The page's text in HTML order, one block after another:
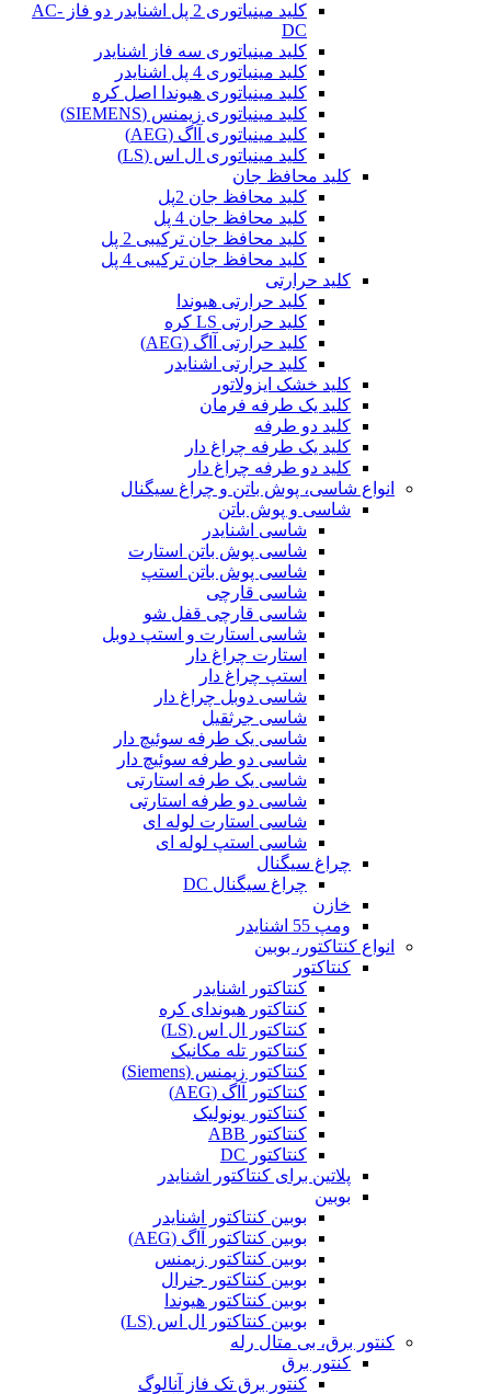
کلید مینیاتوری 2 پل اشنایدر دو فاز AC-
DC
کلید مینیاتوری سه فاز اشنایدر
کلید مینیاتوری 4 پل اشنایدر
کلید مینیاتوری هیوندا اصل کره
کلید مینیاتوری زیمنس (SIEMENS)
کلید مینیاتوری آاگ (AEG)
کلید مینیاتوری ال اس (LS)
کلید محافظ جان
کلید محافظ جان 2پل
کلید محافظ جان 4 پل
کلید محافظ جان ترکیبی 2 پل
کلید محافظ جان ترکیبی 4 پل
کلید حرارتی
کلید حرارتی هیوندا
کلید حرارتی LS کره
کلید حرارتی آاگ (AEG)
کلید حرارتی اشنایدر
کلید خشک ایزولاتور
کلید یک طرفه فرمان
کلید دو طرفه
کلید یک طرفه چراغ دار
کلید دو طرفه چراغ دار
انواع شاسی، پوش باتن و چراغ سیگنال
شاسی و پوش باتن
شاسی اشنایدر
شاسی پوش باتن استارت
شاسی پوش باتن استپ
شاسی قارچی
شاسی قارچی قفل شو
شاسی استارت و استپ دوبل
استارت چراغ دار
استپ چراغ دار
شاسی دوبل چراغ دار
شاسی جرثقیل
شاسی یک طرفه سوئیچ دار
شاسی دو طرفه سوئیچ دار
شاسی یک طرفه استارتی
شاسی دو طرفه استارتی
شاسی استارت لوله ای
شاسی استپ لوله ای
چراغ سیگنال
چراغ سیگنال DC
خازن
ومپ 55 اشنایدر
انواع کنتاکتور، بوبین
کنتاکتور
کنتاکتور اشنایدر
کنتاکتور هیوندای کره
کنتاکتور ال اس (LS)
کنتاکتور تله مکانیک
کنتاکتور زیمنس (Siemens)
کنتاکتور آاگ (AEG)
کنتاکتور یونولیک
کنتاکتور ABB
کنتاکتور DC
پلاتین برای کنتاکتور اشنایدر
بوبین
بوبین کنتاکتور اشنایدر
بوبین کنتاکتور آاگ (AEG)
بوبین کنتاکتور زیمنس
بوبین کنتاکتور جنرال
بوبین کنتاکتور هیوندا
بوبین کنتاکتور ال اس (LS)
کنتور برق، بی متال رله
کنتور برق
کنتور برق تک فاز آنالوگ